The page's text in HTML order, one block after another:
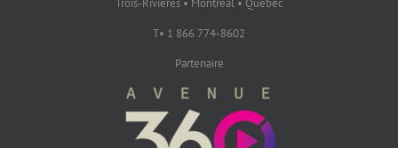
Trois-Rivières • Montréal • Québec
T• 1 866 774-8602
Partenaire